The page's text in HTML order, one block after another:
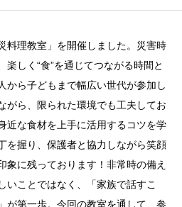
料理教室」を開催しました。災害時
楽しく“食”を通じてつながる時間と
から子どもまで幅広い世代が参加し
がら、限られた環境でも工夫してお
近な食材を上手に活用するコツを学
を握り、保護者と協力しながら笑顔
象に残っております！非常時の備え
いことではなく、「家族で話すこ
が第一歩。今回の教室を通して、参